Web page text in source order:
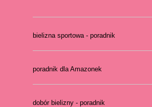
bielizna sportowa - poradnik
poradnik dla Amazonek
dobór bielizny - poradnik